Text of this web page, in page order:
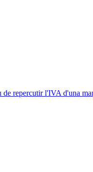
de repercutir l'IVA d'una